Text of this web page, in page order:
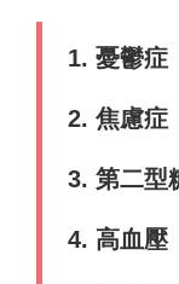
1. 憂鬱症
2. 焦慮症
3. 第二型
4. 高血壓